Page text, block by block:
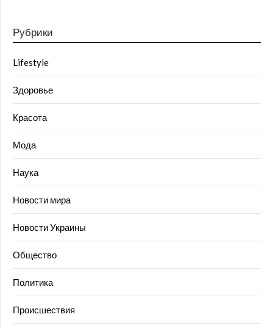
Рубрики
Lifestyle
Здоровье
Красота
Мода
Наука
Новости мира
Новости Украины
Общество
Политика
Происшествия